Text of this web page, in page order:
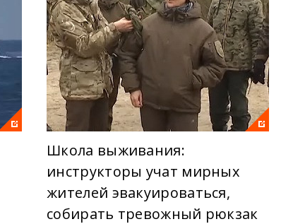
Школа выживания:
инструкторы учат мирных
жителей эвакуироваться,
собирать тревожный рюкзак